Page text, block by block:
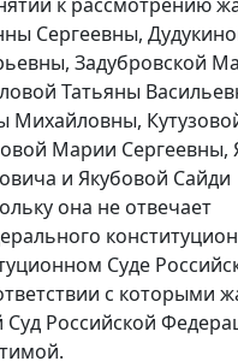
к рассмотрению
Сергеевны,
Задубровской
Татьяны
Михайловны,
Марии Сергеевны,
и Якубовой Сайди
она не отвечает
Суде
с которыми
Российской